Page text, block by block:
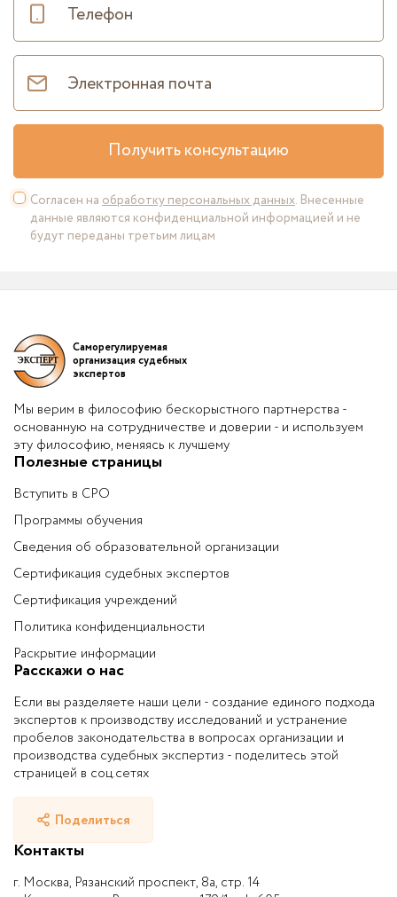
Получить консультацию
Согласен на обработку персональных данных. Внесенные
данные являются конфиденциальной информацией и не
будут переданы третьим лицам
Саморегулируемая
организация судебных
экспертов
Мы верим в философию бескорыстного партнерства -
основанную на сотрудничестве и доверии - и используем
эту философию, меняясь к лучшему
Полезные страницы
Вступить в СРО
Программы обучения
Сведения об образовательной организации
Сертификация судебных экспертов
Сертификация учреждений
Политика конфиденциальности
Раскрытие информации
Расскажи о нас
Если вы разделяете наши цели - создание единого подхода
экспертов к производству исследований и устранение
пробелов законодательства в вопросах организации и
производства судебных экспертиз - поделитесь этой
страницей в соц.сетях
Поделиться
Контакты
г. Москва, Рязанский проспект, 8а, стр. 14